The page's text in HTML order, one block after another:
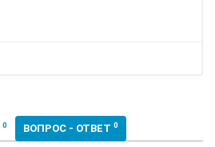
0 ВОПРОС - ОТВЕТ 0